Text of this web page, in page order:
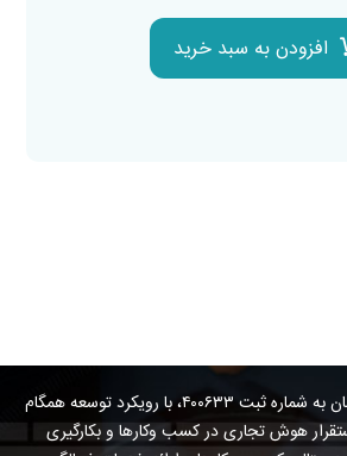
افزودن به سبد خرید
شرکت هوش تجاری کیسان به شماره ثبت ۴۰۰۶۳۳، با رویکرد توسعه همگام
هوش تجاری در کسب وکارها و بکارگیری